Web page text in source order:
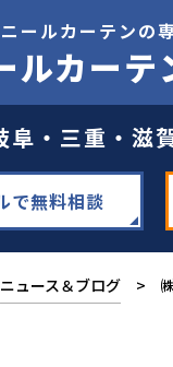
ニールカーテンの
ルカー
阜・三重・滋
で無料相談
ニュース＆ブログ > ㈱